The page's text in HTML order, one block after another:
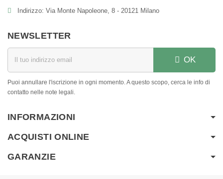
Indirizzo: Via Monte Napoleone, 8 - 20121 Milano
NEWSLETTER
OK
Puoi annullare l'iscrizione in ogni momento. A questo scopo, cerca le info di
contatto nelle note legali.
INFORMAZIONI
ACQUISTI ONLINE
GARANZIE